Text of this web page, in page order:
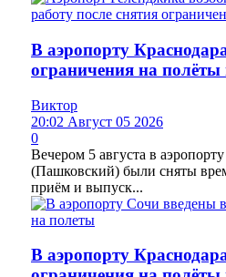
В аэропорту
ограничения на полёты
Виктор
20:02 Август 05 2026
0
Вечером 5 августа в
(Пашковский) были сняты
приём и выпуск...
В аэропорту